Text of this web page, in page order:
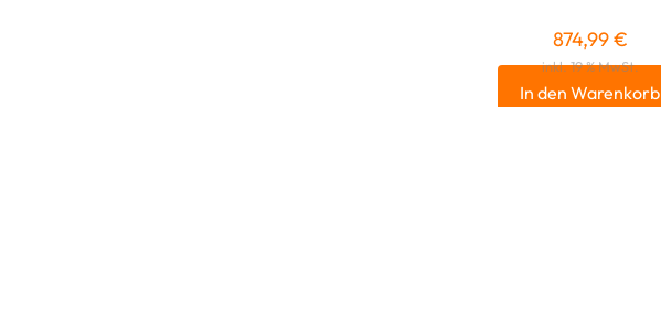
874,99€
inkl. 19 % MwSt.
In den Warenkorb